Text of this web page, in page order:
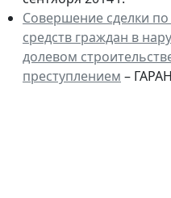
Совершение сделки
средств граждан в
долевом
преступлением –